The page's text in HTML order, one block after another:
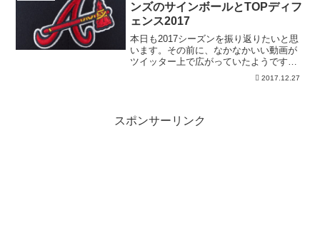
ンズのサインボールとTOPディフ
ェンス2017
本日も2017シーズンを振り返りたいと思
います。その前に、なかなかいい動画が
ツイッター上で広がっていたようです。
2017.12.27
スポンサーリンク